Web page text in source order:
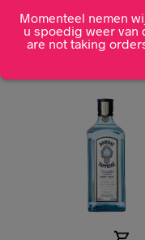
70cl
€39,99
Momenteel nemen
u spoedig weer van
are not taking